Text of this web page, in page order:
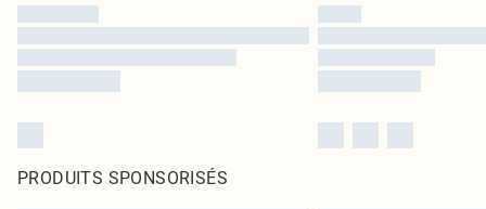
PRODUITS SPONSORISÉS